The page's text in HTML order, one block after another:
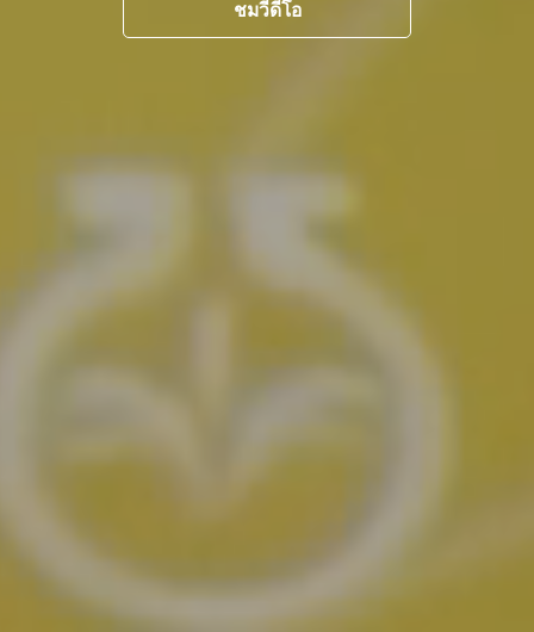
ชมวีดีโอ